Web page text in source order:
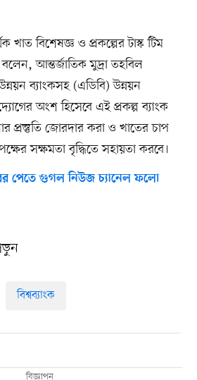
খাত বিশেষজ্ঞ ও প্রকল্পের টাস্ক টিম
আন্তর্জাতিক মুদ্রা তহবিল
ব্যাংকসহ (এডিবি) উন্নয়ন
অংশ হিসেবে এই প্রকল্প ব্যাংক
প্রস্তুতি জোরদার করা ও খাতের চাপ
সক্ষমতা বৃদ্ধিতে সহায়তা করবে।
পেতে গুগল নিউজ চ্যানেল ফলো
বিশ্বব্যাংক